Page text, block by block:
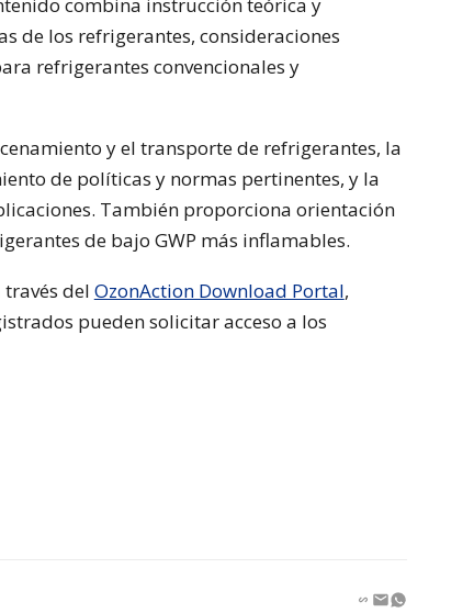
combina instrucción teórica y
de los refrigerantes, consideraciones
refrigerantes convencionales y
y el transporte de refrigerantes, la
de políticas y normas pertinentes, y la
También proporciona orientación
de bajo GWP más inflamables.
del OzonAction Download Portal,
pueden solicitar acceso a los